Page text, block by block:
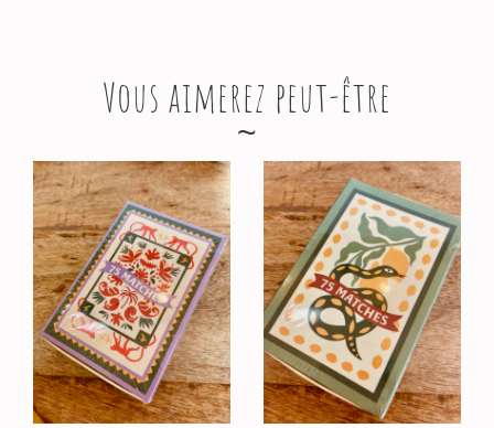
Vous aimerez peut-être